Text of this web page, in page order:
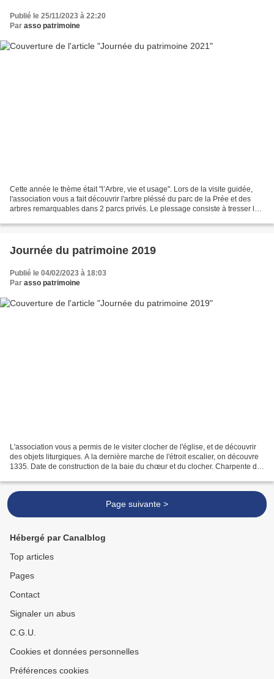
Publié le 25/11/2023 à 22:20
Par asso patrimoine
Cette année le thème était "l’Arbre, vie et usage". Lors de la visite guidée,
l'association vous a fait découvrir l'arbre pléssé du parc de la Prée et des
arbres remarquables dans 2 parcs privés. Le plessage consiste à tresser les
Journée du patrimoine 2019
Publié le 04/02/2023 à 18:03
Par asso patrimoine
L'association vous a permis de le visiter clocher de l'église, et de découvrir
des objets liturgiques. A la dernière marche de l'étroit escalier, on découvre
1335. Date de construction de la baie du chœur et du clocher. Charpente de
Page suivante >
Hébergé par Canalblog
Top articles
Pages
Contact
Signaler un abus
C.G.U.
Cookies et données personnelles
Préférences cookies